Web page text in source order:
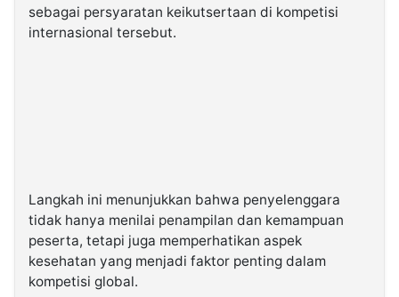
sebagai persyaratan keikutsertaan di kompetisi
internasional tersebut.
Langkah ini menunjukkan bahwa penyelenggara
tidak hanya menilai penampilan dan kemampuan
peserta, tetapi juga memperhatikan aspek
kesehatan yang menjadi faktor penting dalam
kompetisi global.